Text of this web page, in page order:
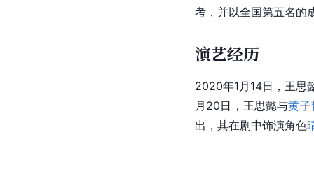
考，并以全国第五名的
演艺经历
2020年1月14日，王思
月20日，王思懿与黄子
出，其在剧中饰演角色